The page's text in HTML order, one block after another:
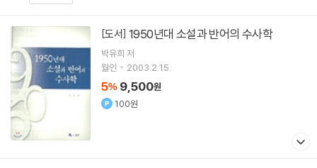
[도서] 1950년대 소설과 반어의 수사학
박유희 저
월인
2003.2.15.
5% 9,500원
100원